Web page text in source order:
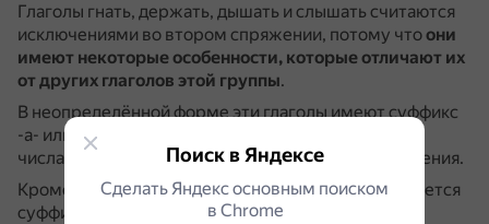
Глаголы гнать, держать, дышать и слышать считаются
исключениями во втором спряжении, потому чтоони
имеют некоторые особенности, которые отличают их
от других глаголов этой группы.
В неопределённой форме эти глаголы имеют суффикс
-а- или -е- перед -ть-.
числам они принимают окончания второго спряжения.
Кроме того, в настоящем времени в них утрачивается
суффикс -а- после шипящей (дышишь, держишь,
Поиск в Яндексе
Сделать Яндекс основным поиском
в Сhrome